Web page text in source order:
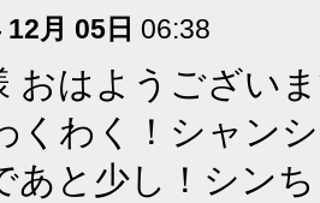
月 05日 06:38
おはようござい
くわく！シャン
あと少し！シン